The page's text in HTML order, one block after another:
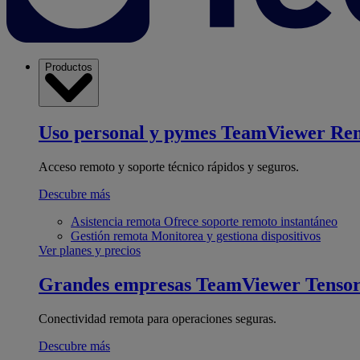
Productos
Uso personal y pymes TeamViewer
Acceso remoto y soporte técnico rápidos y seguros.
Descubre más
Asistencia remota Ofrece soporte remoto instantáneo
Gestión remota Monitorea y gestiona dispositivos
Ver planes y precios
Grandes empresas TeamViewer Tensor
Conectividad remota para operaciones seguras.
Descubre más